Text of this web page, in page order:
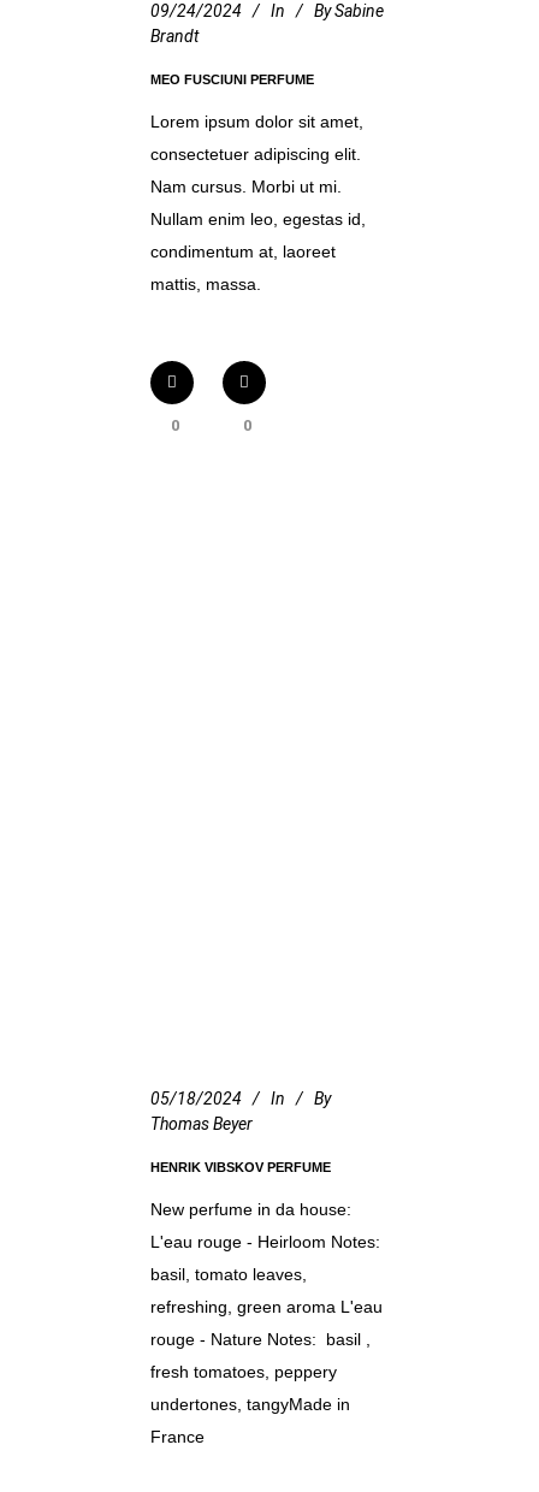
09/24/2024 In BySabine
Brandt
MEO FUSCIUNI PERFUME
Lorem ipsum dolor sit amet,
consectetuer adipiscing elit.
Nam cursus. Morbi ut mi.
Nullam enim leo, egestas id,
condimentum at, laoreet
mattis, massa.
0 0
05/18/2024 In
By
Thomas Beyer
HENRIK VIBSKOV PERFUME
New perfume in da house:
L'eau rouge - Heirloom Notes:
basil, tomato leaves,
refreshing, green aroma L'eau
rouge - Nature Notes: basil ,
fresh tomatoes, peppery
undertones, tangyMade in
France